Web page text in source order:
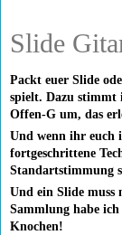
Slide
Packt euer Slide
spielt. Dazu stimmt
Offen-G um, das
Und wenn ihr euch
fortgeschrittene
Standartstimmung
Und ein Slide muss
Sammlung habe ich
Knochen!